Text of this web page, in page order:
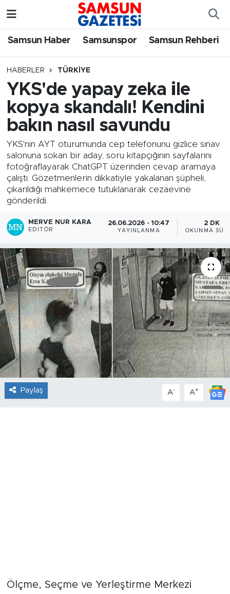
Samsun Haber Samsunspor Samsun Rehberi
HABERLER TÜRKIYE
YKS'de yapay zeka ile
kopya skandalı! Kendini
bakın nasıl savundu
YKS'nin AYT oturumunda cep telefonunu gizlice sınav
salonuna sokan bir aday, soru kitapçığının sayfalarını
fotoğraflayarak ChatGPT üzerinden cevap aramaya
çalıştı. Gözetmenlerin dikkatiyle yakalanan şüpheli,
çıkarıldığı mahkemece tutuklanarak cezaevine
gönderildi.
MERVE NUR KARA
EDITÖR
26.06.2026 - 10:47
YAYINLANMA
2 DK
OKUNMA
Paylaş A- A+
Ölçme, Seçme ve Yerleştirme Merkezi
Samsun Haber
Samsunspor
Samsun Rehberi
Resmi İlanlar
Samsun Nöbetçi Eczaneler
Samsun Hava Durumu
SAMSUN Namaz Vakitleri
Samsun Trafik Yoğunluk Haritası
Süper Lig Puan Durumu ve Fikstür
Tüm Manşetler
Son Dakika Haberleri
Haber Arşivi